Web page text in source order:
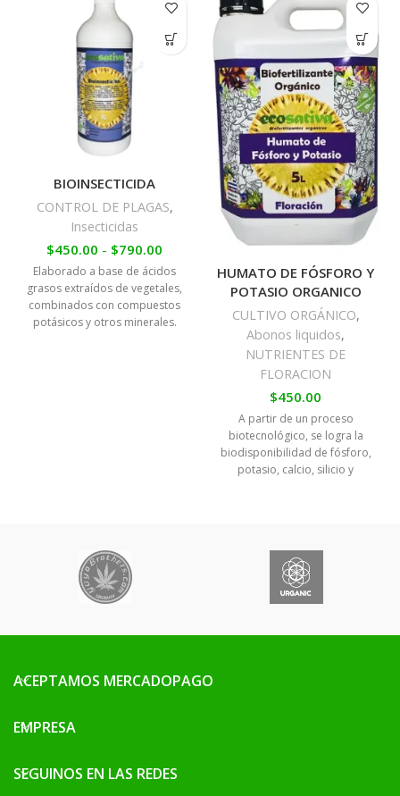
BIOINSECTICIDA
CONTROL DE PLAGAS,
Insecticidas
$450.00 - $790.00
Elaborado a base de ácidos
grasos extraídos de vegetales,
combinados con compuestos
potásicos y otros minerales.
HUMATO DE FÓSFORO Y
POTASIO ORGANICO
CULTIVO ORGÁNICO,
Abonos liquidos,
NUTRIENTES DE
FLORACION
$450.00
A partir de un proceso
biotecnológico, se logra la
biodisponibilidad de fósforo,
potasio, calcio, silicio y
ACEPTAMOS MERCADOPAGO
EMPRESA
SEGUINOS EN LAS REDES